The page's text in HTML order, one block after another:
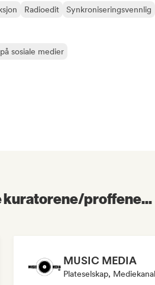
Radioedit Synkroniseringsvennlig
sosiale medier
kuratorene/proffene...
MUSIC MEDIA